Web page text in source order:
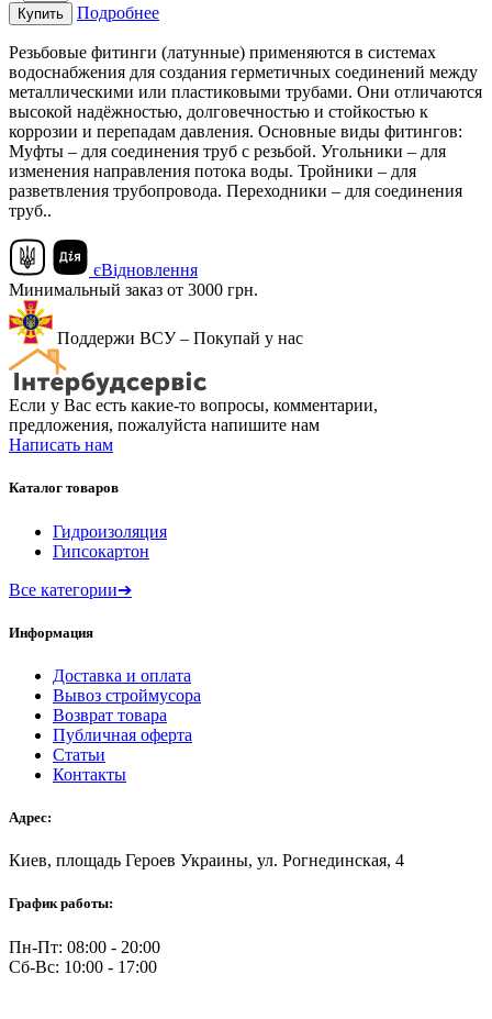
Купить Подробнее
Резьбовые фитинги (латунные) применяются в системах
водоснабжения для создания герметичных соединений между
металлическими или пластиковыми трубами. Они отличаются
высокой надёжностью, долговечностью и стойкостью к
коррозии и перепадам давления. Основные виды фитингов:
Муфты – для соединения труб с резьбой. Угольники – для
изменения направления потока воды. Тройники – для
разветвления трубопровода. Переходники – для соединения
труб..
єВідновлення
Минимальный заказ от 3000 грн.
Поддержи ВСУ – Покупай у нас
Если у Вас есть какие-то вопросы, комментарии,
предложения, пожалуйста напишите нам
Написать нам
Каталог товаров
Гидроизоляция
Гипсокартон
Все категории➔
Информация
Доставка и оплата
Вывоз строймусора
Возврат товара
Публичная оферта
Статьи
Контакты
Адрес:
Киев, площадь Героев Украины, ул. Рогнединская, 4
График работы:
Пн-Пт: 08:00 - 20:00
Сб-Вс: 10:00 - 17:00